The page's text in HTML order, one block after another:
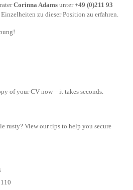
Corinna Adams unter+49 (0)211 93
zu dieser Position zu erfahren.
of your CV now – it takes seconds.
rusty? View our tips to help you secure